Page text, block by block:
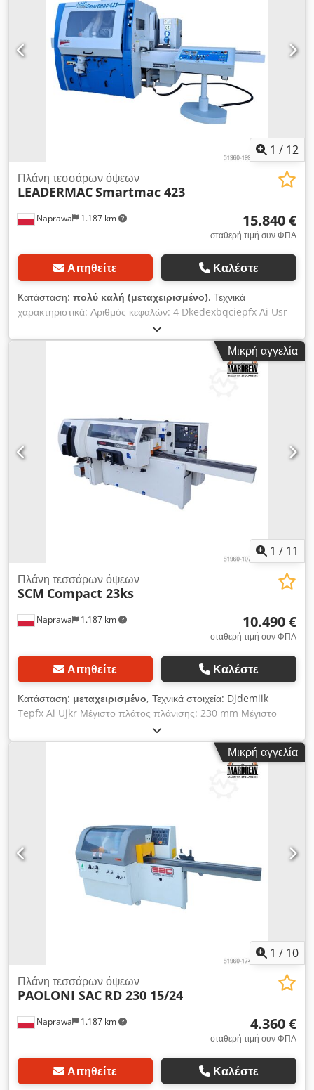
κυλίνδρων: 1 Διάμετρος στομίου απορρόφησης: 4x130 mm
Ρυθμιζόμενη ταχύτητα τροφοδοσίας Τροφοδοσία με άξονες
Cardan Αντλία λίπανσης τραπεζιού εργασίας 1 λεία κύλινδρος
στον πάγκο Πίεση: 6 atm. Ηλεκτρική ανύψωση σώματος
μηχανήματος Τροφοδοσία: 400 V Συνολική ισχύς: 23 kW
Συνολικές διαστάσεις: Μήκος: 3580 mm Πλάτος: 1700 mm
1 / 12
Naprawa 1.187 km
Πλάνη τεσσάρων όψεων
LEADERMACSmartmac 423
15.840 €
σταθερή τιμή συν ΦΠΑ
Αιτηθείτε Καλέστε
Κατάσταση: πολύ καλή (μεταχειρισμένο), Τεχνικά
χαρακτηριστικά: Αριθμός κεφαλών: 4 Dkedexbqciepfx Ai Usr
Διάμετρος ατράκτων: 40 mm Αριθμός ατράκτων: 4 Διάταξη
ατράκτων: κάτω δεξιά αριστερά πάνω Η δεύτερη και η τρίτη
άτρακτος έχουν κοινό κινητήρα Οδοντωτός κύλινδρος στον
πάγκο πριν την πρώτη κεφαλή Αριθμός χαλύβδινων τρακτέρ
κυλίνδρων στον πάγκο: 1 Διάμετρος στομίου απορρόφησης:
Ρυθμιζόμενη ταχύτητα προώθησης Προώθηση μέσω Cardan
Αντλία λίπανσης τραπεζιού εργασίας 2 λείοι κύλινδροι στον
πάγκο Πίεση: 6 atm Ηλεκτρική ανύψωση σώματος μηχανής
Τροφοδοσία: 400 V Συνολική ισχύς: 28 kW Συνολικές
διαστάσεις: Μήκος: 4100 mm Πλάτος: 1880 mm Ύψος: 1850
Μικρή αγγελία
1 / 11
Naprawa 1.187 km
Πλάνη τεσσάρων όψεων
SCM Compact 23ks
10.490 €
σταθερή τιμή συν ΦΠΑ
Αιτηθείτε Καλέστε
Κατάσταση: μεταχειρισμένο, Τεχνικά στοιχεία: Djdemiik
Tepfx Ai Ujkr Μέγιστο πλάτος πλάνισης: 230 mm Μέγιστο
ύψος πλάνισης: 120 mm Διάμετρος ατράκτου: 40 mm Αριθμός
ατράκτων: 5 Αλληλουχία ατράκτων: 5,5 kW δεξιά + αριστερά 11
kW πάνω 7,5 kW γενικής χρήσης 5,5 kW Κάθε άξονας σε
ξεχωριστό κινητήρα Αριθμός χαλύβδινων κυλίνδρων έλξης από
ρυθμιζόμενος ρυθμός τροφοδοσίας: 4-24 m/min Τροφοδοσία
σε ακρόμπαρα Αντλία λίπανσης τραπεζιού εργασίας Πίεση: 6
atm. Ηλεκτρική ανύψωση του σώματος Τροφοδοσία: 400 V
Συνολικές διαστάσεις: Μήκος: 4240 mm Πλάτος: 1550 mm
Ύψος: 1560 mm
Μικρή αγγελία
1 / 10
Naprawa 1.187 km
Πλάνη τεσσάρων όψεων
PAOLONI SAC RD 230 15/24
4.360 €
σταθερή τιμή συν ΦΠΑ
Αιτηθείτε Καλέστε